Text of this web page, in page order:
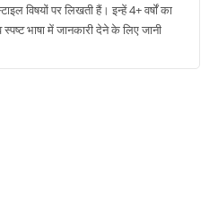
विषयों पर लिखती हैं। इन्हें 4+ वर्षों का
भाषा में जानकारी देने के लिए जानी